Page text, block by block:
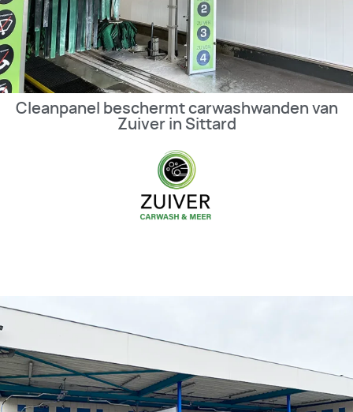
Cleanpanel beschermt carwashwanden van
Zuiver in Sittard